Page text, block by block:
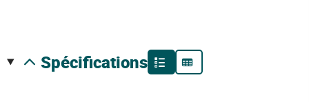
spécifications